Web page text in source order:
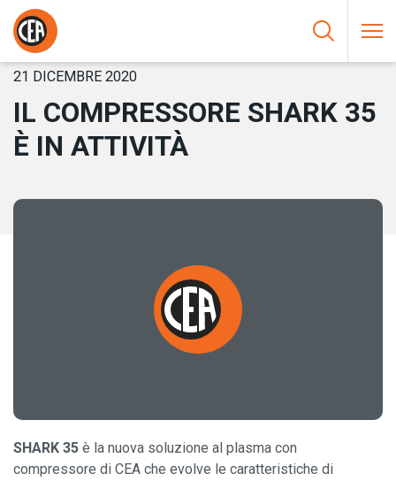
Vai al contenuto
HOME/
21 DICEMBRE 2020
IL COMPRESSORE SHARK 35
È IN ATTIVITÀ
SHARK 35 è la nuova soluzione al plasma con
compressore di CEA che evolve le caratteristiche di